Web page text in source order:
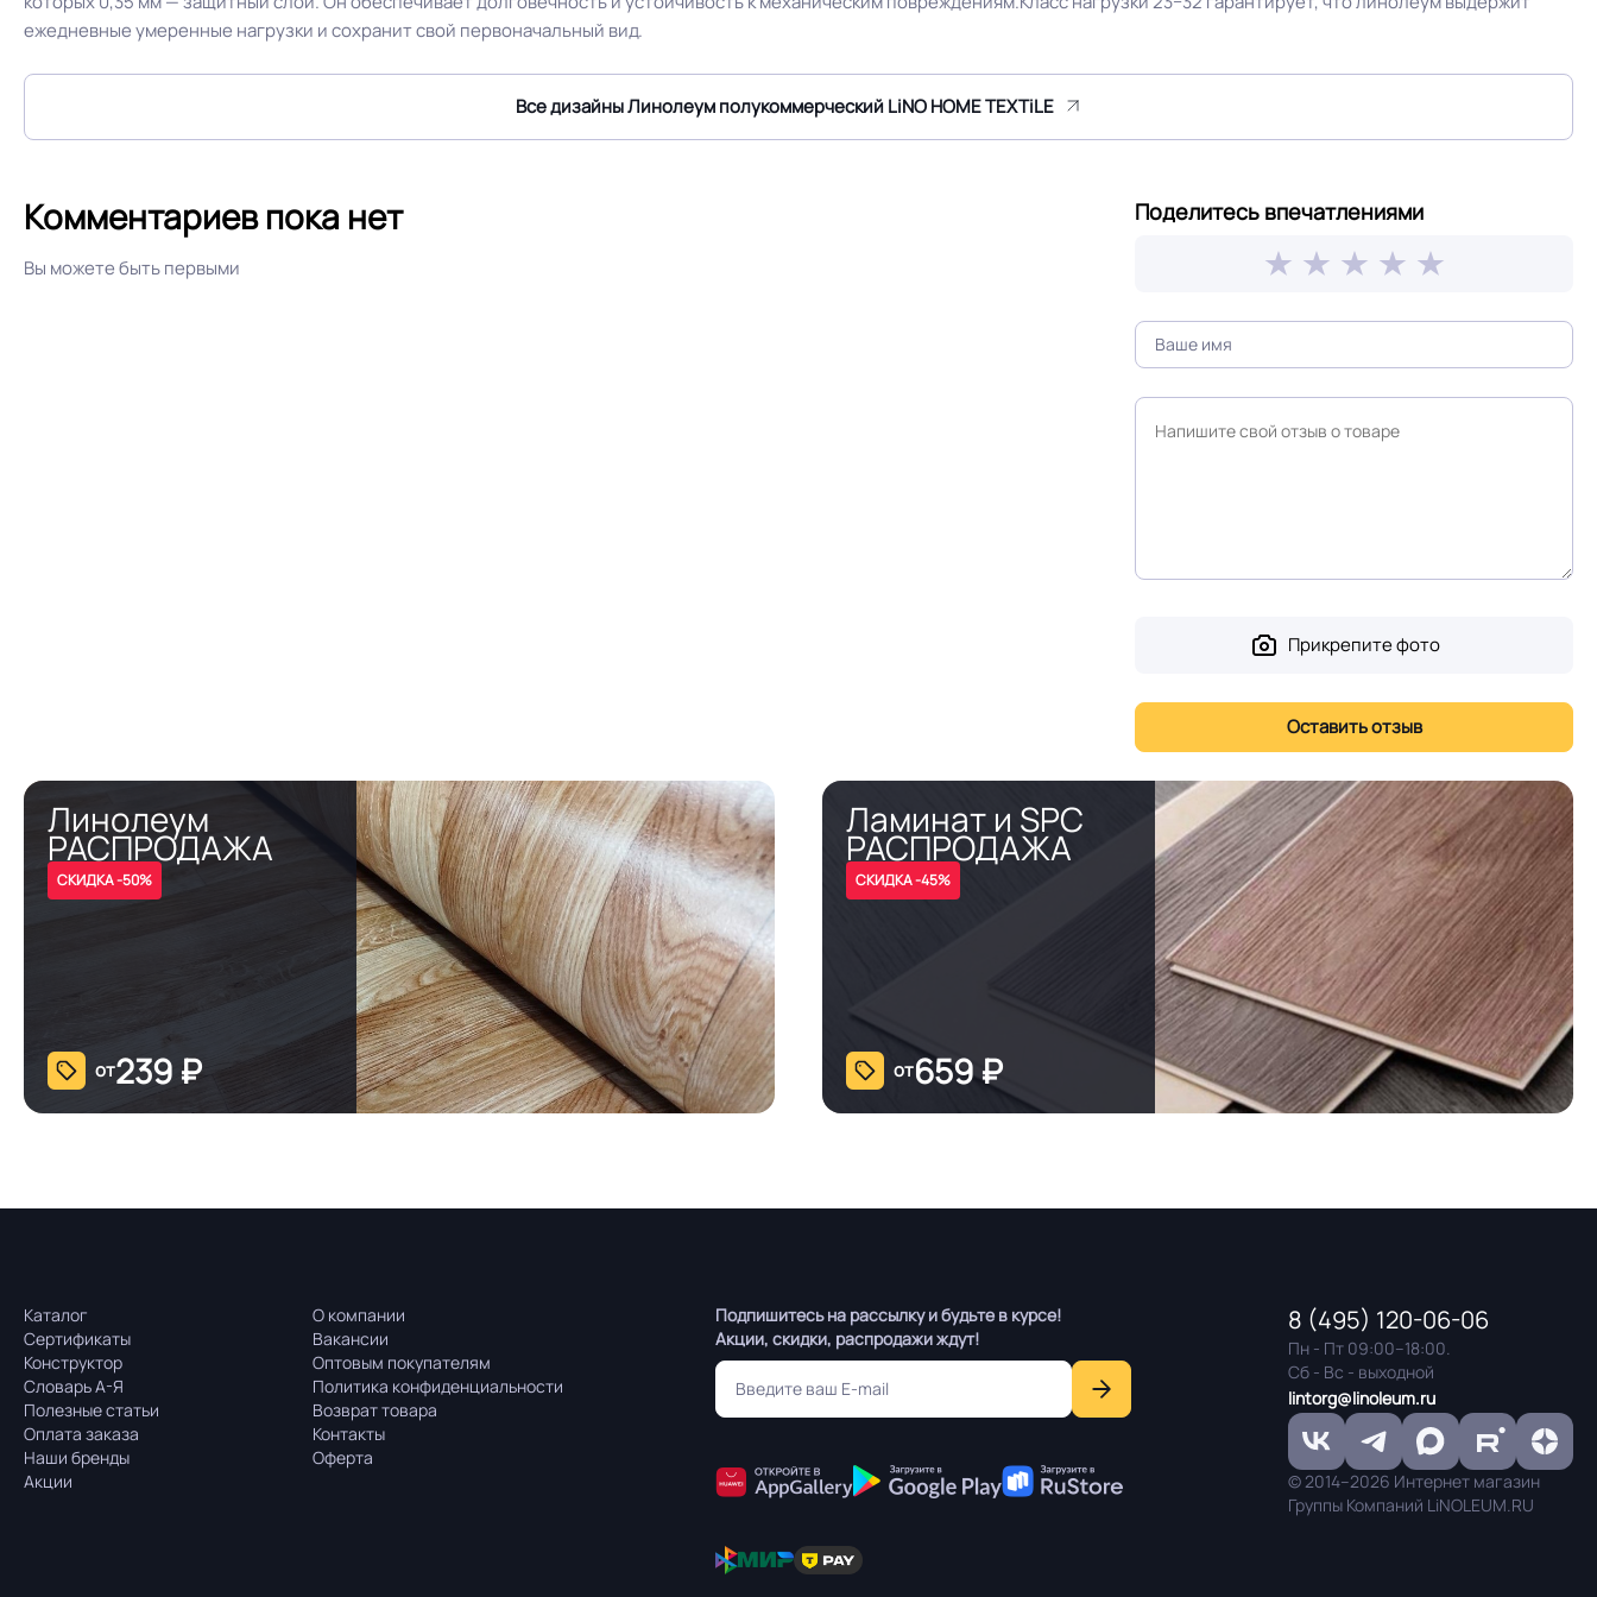
Условия хранения Крытое, сухое помещение.
Ламинат
ежедневные умеренные нагрузки и сохранит свой первоначальный вид.
Все дизайны Линолеум полукоммерческий LiNO HOME TEXTiLE
Комментариев пока нет
Вы можете быть первыми
Поделитесь впечатлениями
Прикрепите фото
Линолеум
РАСПРОДАЖА
СКИДКА -50%
от239 ₽
Ламинат и SPC
РАСПРОДАЖА
СКИДКА -45%
от659₽
Каталог
Сертификаты
Конструктор
Словарь А-Я
Полезные статьи
Оплата заказа
Наши бренды
Акции
О компании
Вакансии
Оптовым покупателям
Политика конфиденциальности
Возврат товара
Контакты
Оферта
Подпишитесь на рассылку и будьте в курсе!
Акции, скидки, распродажи ждут!
8 (495) 120-06-06
Пн - Пт 09:00–18:00.
Сб - Вс - выходной
lintorg@linoleum.ru
© 2014–2026 Интернет магазин
Группы Компаний LiNOLEUM.RU